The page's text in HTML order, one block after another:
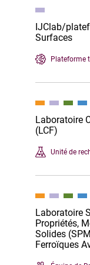
IJClab/
Surfaces
Plateforme
Laboratoire
(LCF)
Unité de
Laboratoire
Propriétés,
Solides
Ferroïques